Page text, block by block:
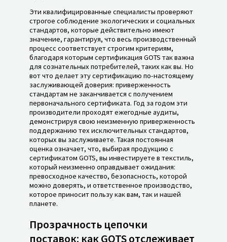
Эти квалифицированные специалисты проверяют
строгое соблюдение экологических и социальных
стандартов, которые действительно имеют
значение, гарантируя, что весь производственный
процесс соответствует строгим критериям,
благодаря которым сертификация GOTS так важна
для сознательных потребителей, таких как вы. Но
вот что делает эту сертификацию по-настоящему
заслуживающей доверия: приверженность
стандартам не заканчивается с получением
первоначального сертификата. Год за годом эти
производители проходят ежегодные аудиты,
демонстрируя свою неизменную приверженность
поддержанию тех исключительных стандартов,
которых вы заслуживаете. Такая постоянная
оценка означает, что, выбирая продукцию с
сертификатом GOTS, вы инвестируете в текстиль,
который неизменно оправдывает ожидания:
превосходное качество, безопасность, которой
можно доверять, и ответственное производство,
которое приносит пользу как вам, так и нашей
планете.
Прозрачность цепочки
поставок: как GOTS отслеживает